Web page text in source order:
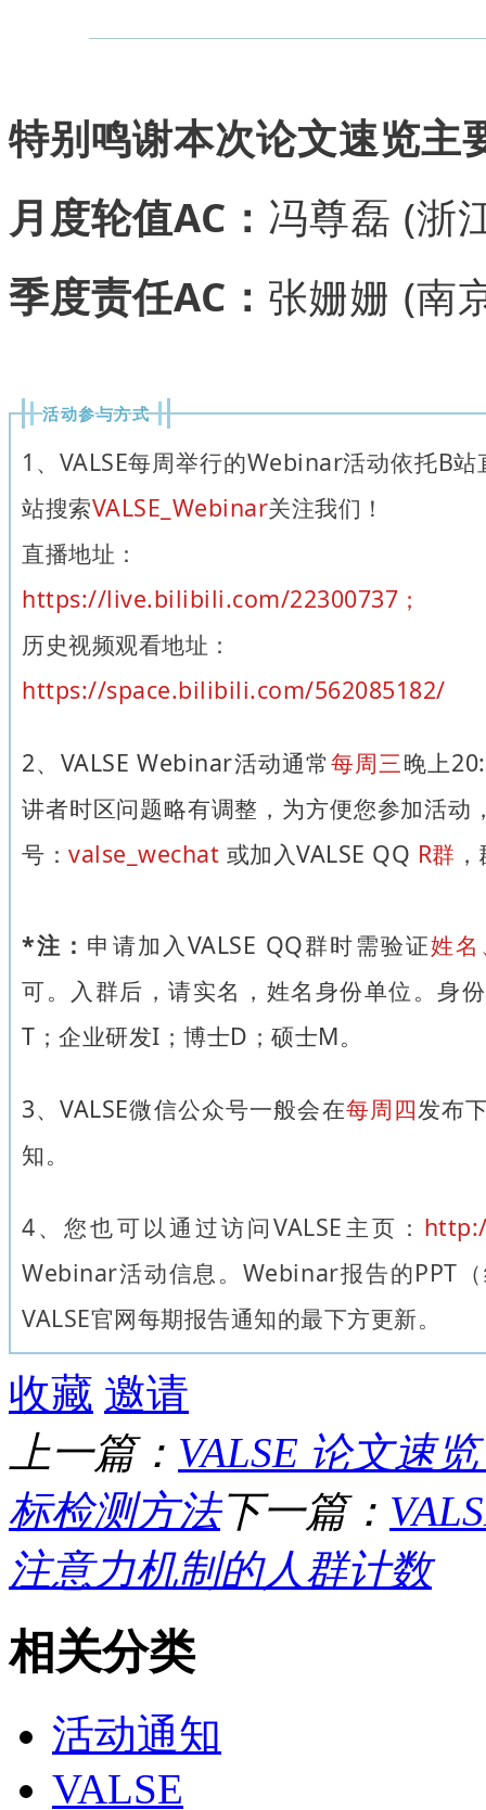
特别鸣谢本次论文速览主
月度轮值AC： 冯尊磊 (浙
季度责任AC： 张姗姗 (南
活动参与方式
1、VALSE每周举行的Webinar活动依托B
站搜索VALSE_Webinar关注我们！
直播地址：
https://live.bilibili.com/22300737；
历史视频观看地址：
https://space.bilibili.com/562085182/
2、VALSE Webinar活动通常每周三晚上
讲者时区问题略有调整，为方便您参加活动
号： valse_wechat 或加入VALSE QQ R群
*注： 申请加入VALSE QQ群时需验证姓
可。入群后，请实名，姓名身份单位。身
T；企业研发I；博士D；硕士M。
3、VALSE微信公众号一般会在每周四发布
知。
4、您也可以通过访问VALSE主页：
Webinar活动信息。Webinar报告的PPT
VALSE官网每期报告通知的最下方更新。
收藏 邀请
上一篇： VALSE 论文速
标检测方法下一篇：
注意力机制的人群计数
相关分类
活动通知
VALSE